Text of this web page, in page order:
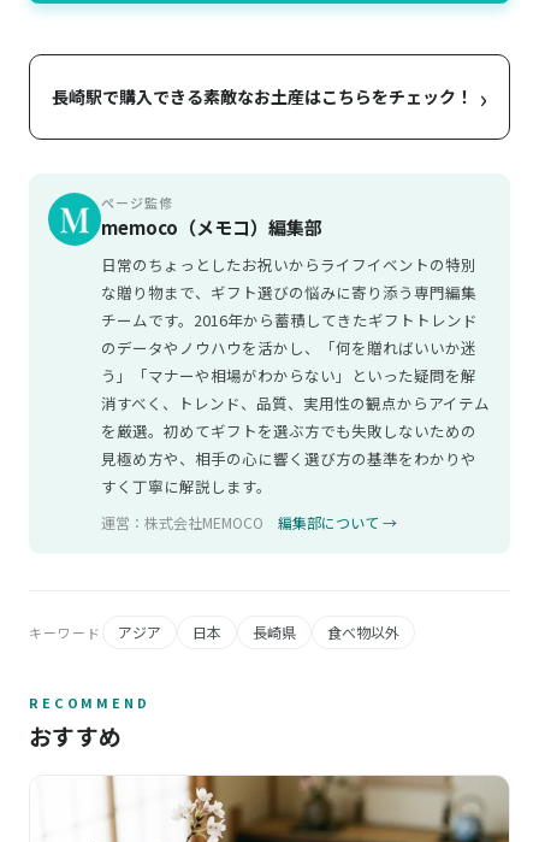
長崎駅で購入できる素敵なお土産はこちらをチェック！ ›
ページ監修
memoco（メモコ）編集部
日常のちょっとしたお祝いからライフイベントの特別
な贈り物まで、ギフト選びの悩みに寄り添う専門編集
チームです。2016年から蓄積してきたギフトトレンド
のデータやノウハウを活かし、「何を贈ればいいか迷
う」「マナーや相場がわからない」といった疑問を解
消すべく、トレンド、品質、実用性の観点からアイテム
を厳選。初めてギフトを選ぶ方でも失敗しないための
見極め方や、相手の心に響く選び方の基準をわかりや
すく丁寧に解説します。
運営：株式会社MEMOCO 編集部について →
キーワード アジア 日本 長崎県 食べ物以外
RECOMMEND
おすすめ